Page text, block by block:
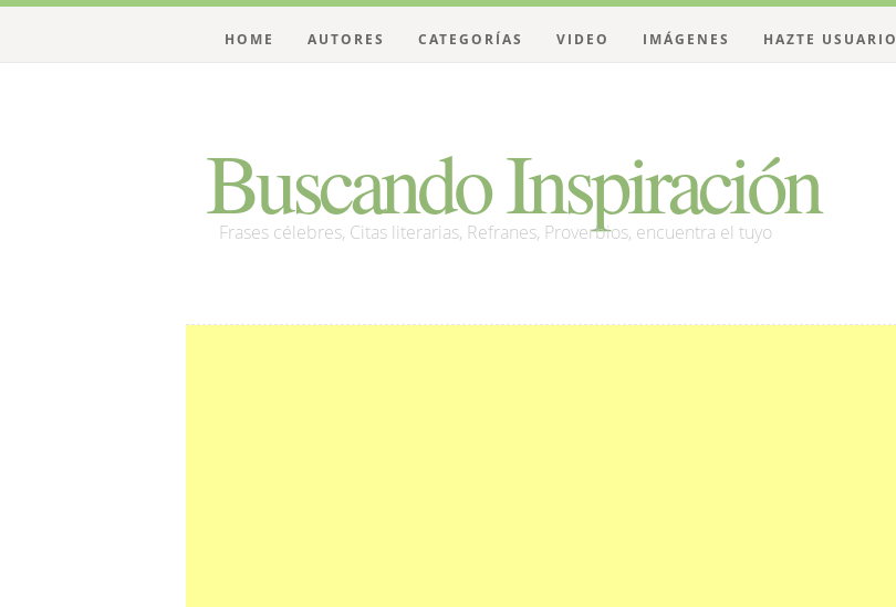
Buscando Inspiración
Frases célebres, Citas literarias, Refranes, Proverbios, encuentra el tuyo
HOME AUTORES CATEGORÍAS VIDEO IMÁGENES HAZTE USUARIO